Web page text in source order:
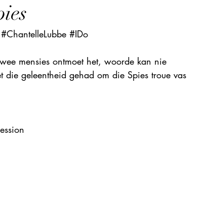
#ChantelleLubbe #IDo
mensies ontmoet het, woorde kan nie
geleentheid gehad om die Spies troue vas